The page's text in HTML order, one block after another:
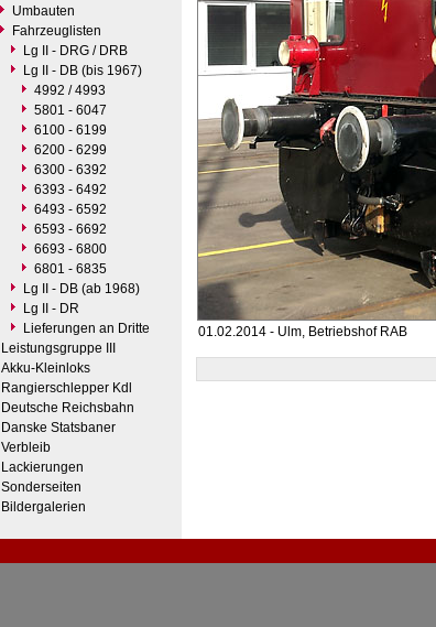
Umbauten
Fahrzeuglisten
Lg II - DRG / DRB
Lg II - DB (bis 1967)
4992 / 4993
5801 - 6047
6100 - 6199
6200 - 6299
6300 - 6392
6393 - 6492
6493 - 6592
6593 - 6692
6693 - 6800
6801 - 6835
Lg II - DB (ab 1968)
Lg II - DR
Lieferungen an Dritte
Leistungsgruppe III
Akku-Kleinloks
Rangierschlepper Kdl
Deutsche Reichsbahn
Danske Statsbaner
Verbleib
Lackierungen
Sonderseiten
Bildergalerien
01.02.2014 - Ulm, Betriebshof RAB